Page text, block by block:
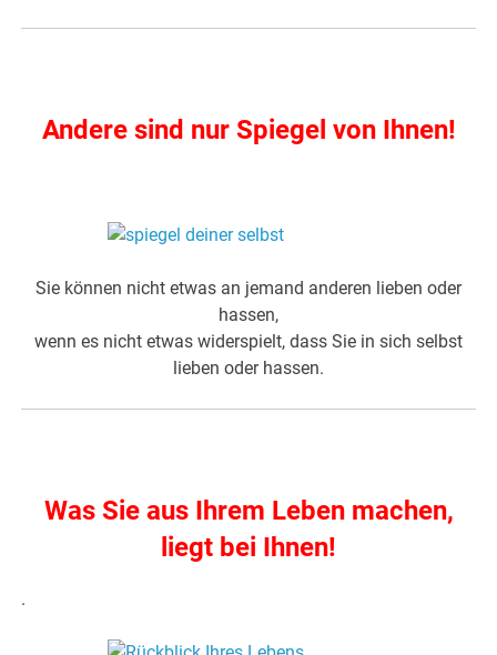
Andere sind nur Spiegel von Ihnen!
Sie können nicht etwas an jemand anderen lieben oder
hassen,
wenn es nicht etwas widerspielt, dass Sie in sich selbst
lieben oder hassen.
Was Sie aus Ihrem Leben machen,
liegt bei Ihnen!
.